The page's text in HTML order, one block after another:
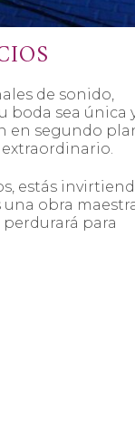
de sonido,
boda sea única
en segundo
estás
obra
para